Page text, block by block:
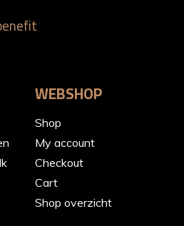
WEBSHOP
Shop
My account
Checkout
Cart
Shop overzicht